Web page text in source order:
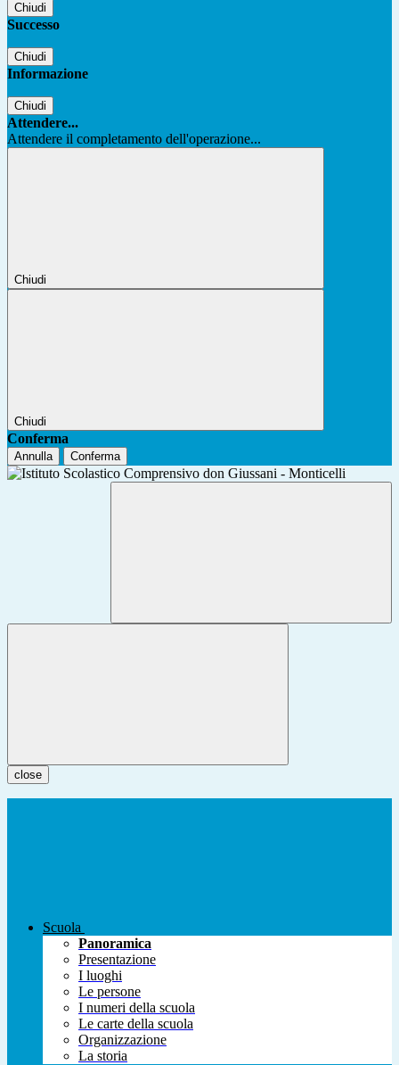
Chiudi
Successo
Chiudi
Informazione
Chiudi
Attendere...
Attendere il completamento dell'operazione...
Chiudi
Chiudi
Conferma
Annulla Conferma
close
Scuola
Panoramica
Presentazione
I luoghi
Le persone
I numeri della scuola
Le carte della scuola
Organizzazione
La storia